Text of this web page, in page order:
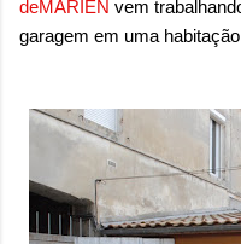
mostrou um dado
brasileiras sentem
pesquisa aponta que
sofreram algum tipo
deslocamentos
e LBT, os índices
sensação isolada. Se
deMARIEN vem
garagem em uma